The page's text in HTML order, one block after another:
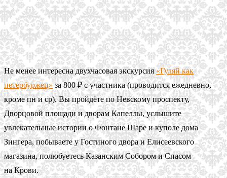
Не менее интересна двухчасовая экскурсия«Гуляй как
петербуржец»за 800 ₽ с участника (проводится ежедневно,
кроме пн и ср). Вы пройдёте по Невскому проспекту,
Дворцовой площади и дворам Капеллы, услышите
увлекательные истории о Фонтане Шаре и куполе дома
Зингера, побываете у Гостиного двора и Елисеевского
магазина, полюбуетесь Казанским Собором и Спасом
на Крови.